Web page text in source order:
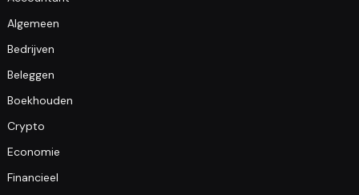
Algemeen
Bedrijven
Beleggen
Boekhouden
Crypto
Economie
Financieel